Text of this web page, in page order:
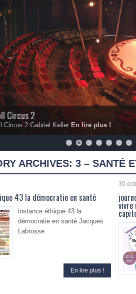
Circus 2
Circus 2 Gabriel KellerEn lire plus !
ARCHIVES: 3 – SANTÉ
43 la démocratie en santé
instance éthique 43 la
démocratie en santé Jacques
Labrosse
En lire plus !
30
vivre